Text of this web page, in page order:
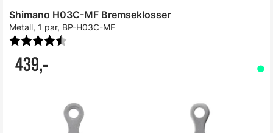
Shimano H03C-MF Bremseklosser
Metall, 1 par, BP-H03C-MF
439,-
Karakter: